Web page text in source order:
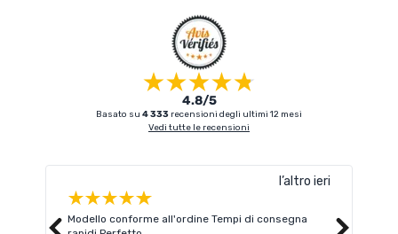
4.8/5
Basato su 4 333 recensioni degli ultimi 12 mesi
Vedi tutte le recensioni
l’altro ieri
Modello conforme all'ordine Tempi di consegna